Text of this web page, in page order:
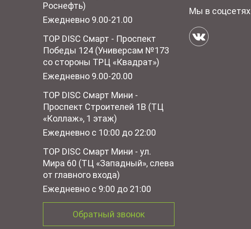
Роснефть)
Ежедневно 9.00-21.00
TOP DISC Смарт - Проспект
Победы 124 (Универсам №173
со стороны ТРЦ «Квадрат»)
Ежедневно 9.00-20.00
TOP DISC Смарт Мини -
Проспект Строителей 1В (ТЦ
«Коллаж», 1 этаж)
Ежедневно с 10:00 до 22:00
TOP DISC Смарт Мини - ул.
Мира 60 (ТЦ «Западный», слева
от главного входа)
Ежедневно с 9:00 до 21:00
Обратный звонок
Мы в соцсетях